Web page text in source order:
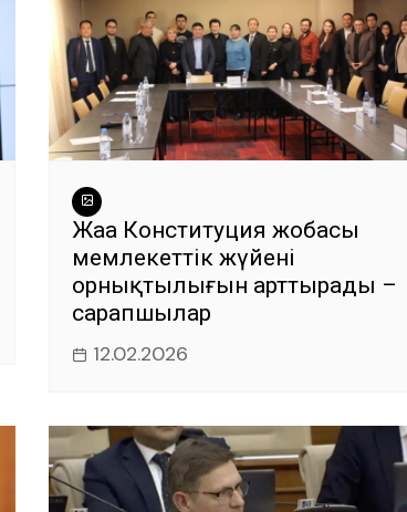
Жаңа Конституция жобасы
мемлекеттік жүйенің
орнықтылығын арттырады –
сарапшылар
12.02.2026